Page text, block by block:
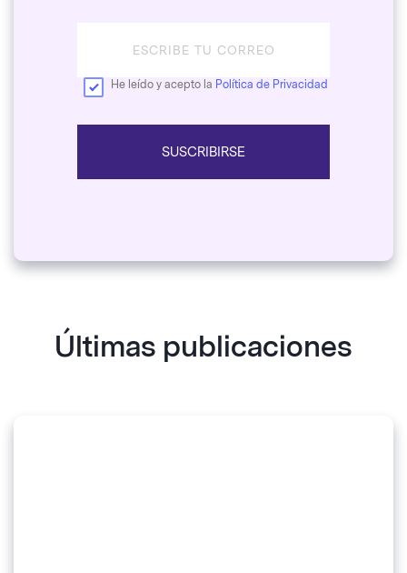
He leído y acepto la Política de Privacidad
SUSCRIBIRSE
Últimas publicaciones